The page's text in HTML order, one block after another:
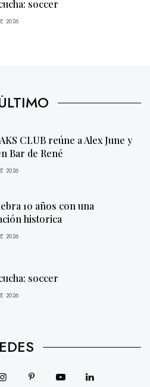
soccer
2026
CLUB reúne a Alex June y
Bar de René
2026
10 años con una
historica
2026
soccer
2026